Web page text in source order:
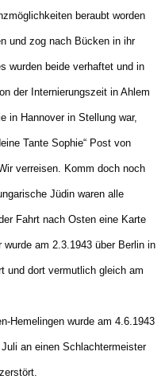
beraubt worden
und zog nach Bücken in ihr
wurden beide verhaftet und in
der Internierungszeit in Ahlem
in Hannover in Stellung war,
Tante Sophie“ Post von
verreisen. Komm doch noch
Jüdin waren alle
Fahrt nach Osten eine Karte
am 2.3.1943 über Berlin in
und dort vermutlich gleich am
Hemelingen wurde am 4.6.1943
an einen Schlachtermeister